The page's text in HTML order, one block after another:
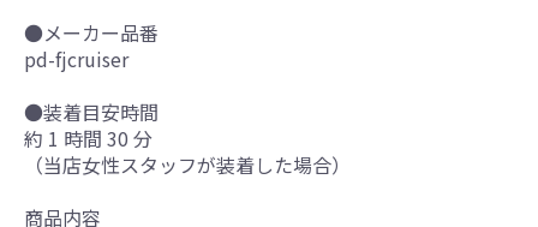
●メーカー品番
pd-fjcruiser
●装着目安時間
約 1 時間 30 分
（当店女性スタッフが装着した場合）
商品内容